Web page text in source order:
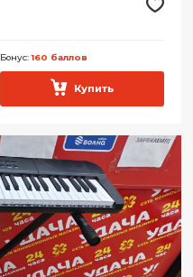
Бонус:160 баллов
Купить